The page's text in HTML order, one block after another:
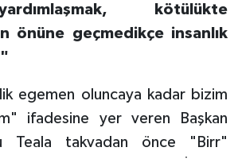
kötülükte
önüne geçmedikçe insanlık
egemen oluncaya kadar bizim
ifadesine yer veren Başkan
Teala takvadan önce "Birr"
Müftülüğü